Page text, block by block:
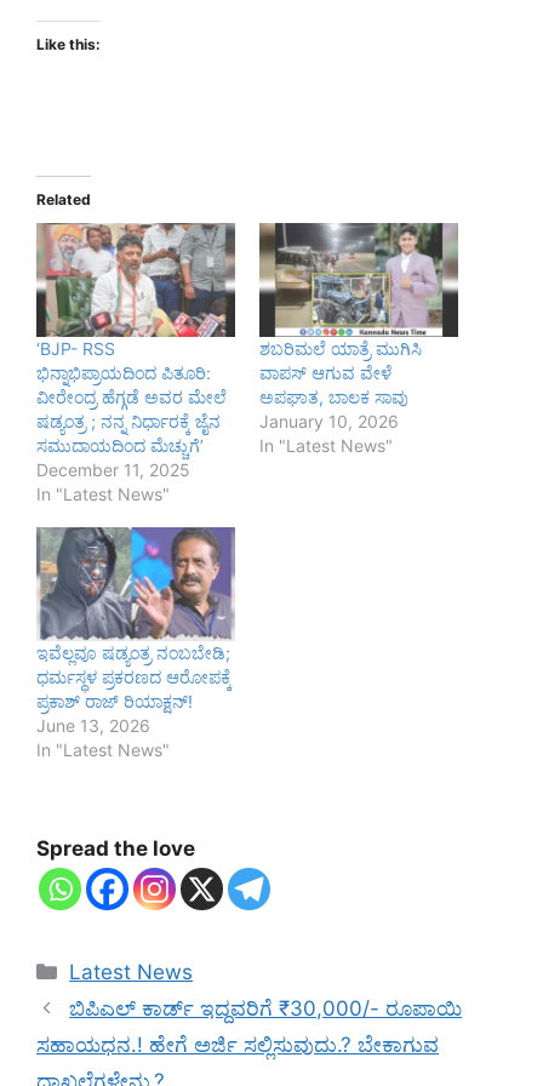
Like this:
Related
‘BJP- RSS
ಭಿನ್ನಾಭಿಪ್ರಾಯದಿಂದ ಪಿತೂರಿ:
ವೀರೇಂದ್ರ ಹೆಗ್ಗಡೆ ಅವರ ಮೇಲೆ
ಷಡ್ಯಂತ್ರ ; ನನ್ನ ನಿರ್ಧಾರಕ್ಕೆ ಜೈನ
ಸಮುದಾಯದಿಂದ ಮೆಚ್ಚುಗೆ’
December 11, 2025
In "Latest News"
ಶಬರಿಮಲೆ ಯಾತ್ರೆ ಮುಗಿಸಿ
ವಾಪಸ್‌ ಆಗುವ ವೇಳೆ
ಅಪಘಾತ, ಬಾಲಕ ಸಾವು
January 10, 2026
In "Latest News"
ಇವೆಲ್ಲವೂ ಷಡ್ಯಂತ್ರ ನಂಬಬೇಡಿ;
ಧರ್ಮಸ್ಥಳ ಪ್ರಕರಣದ ಆರೋಪಕ್ಕೆ
ಪ್ರಕಾಶ್ ರಾಜ್ ರಿಯಾಕ್ಷನ್!
June 13, 2026
In "Latest News"
Spread the love
Categories
Latest News
ಬಿಪಿಎಲ್ ಕಾರ್ಡ್ ಇದ್ದವರಿಗೆ ₹30,000/- ರೂಪಾಯಿ
ಸಹಾಯಧನ.! ಹೇಗೆ ಅರ್ಜಿ ಸಲ್ಲಿಸುವುದು.? ಬೇಕಾಗುವ
ದಾಖಲೆಗಳೇನು.?